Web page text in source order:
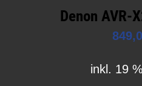
Denon AVR-
inkl. 19